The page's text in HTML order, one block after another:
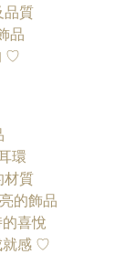
品質
品
♡
環
材質
的飾品
喜悅
就感 ♡